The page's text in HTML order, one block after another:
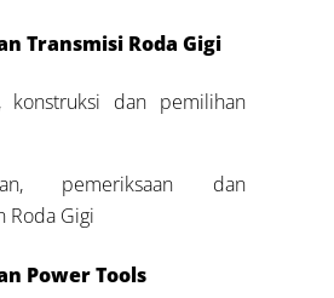
Transmisi Roda Gigi
konstruksi dan pemilihan
pemeriksaan dan
Roda Gigi
Power Tools